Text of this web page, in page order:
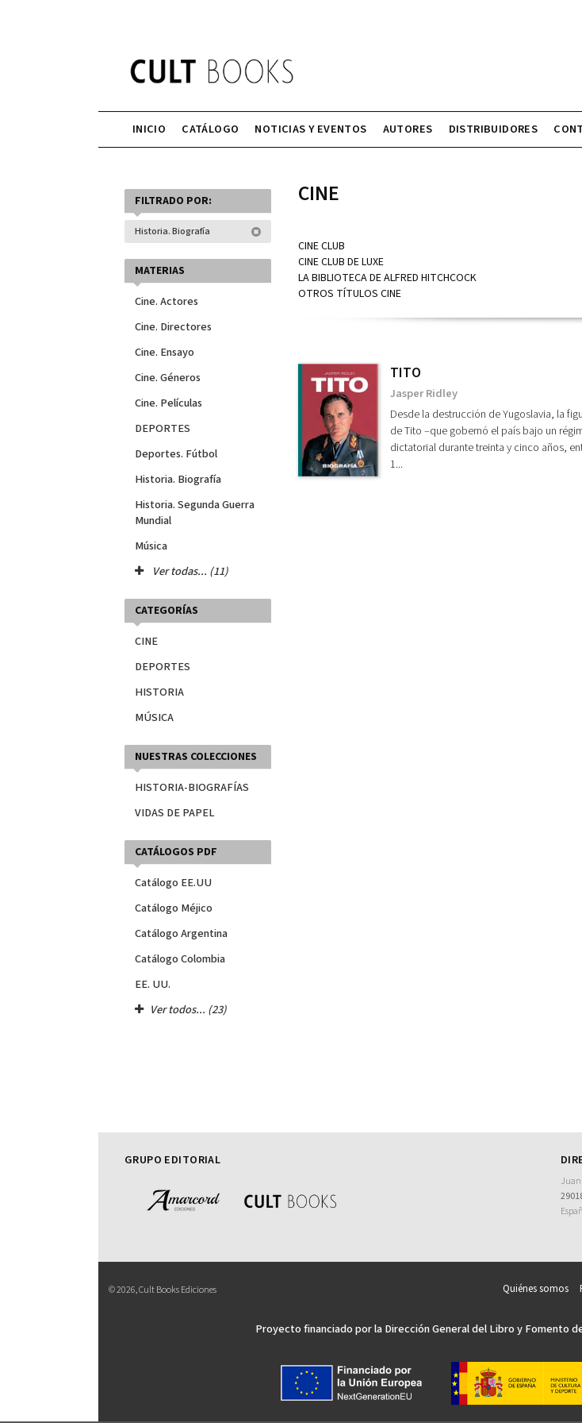
INICIO CATÁLOGO NOTICIAS Y EVENTOS AUTORES DISTRIBUIDORES
FILTRADO POR:
Historia. Biografía
MATERIAS
Cine. Actores
Cine. Directores
Cine. Ensayo
Cine. Géneros
Cine. Películas
DEPORTES
Deportes. Fútbol
Historia. Biografía
Historia. Segunda Guerra
Mundial
Música
Ver todas... (11)
CATEGORÍAS
CINE
DEPORTES
HISTORIA
MÚSICA
NUESTRAS COLECCIONES
HISTORIA-BIOGRAFÍAS
VIDAS DE PAPEL
CATÁLOGOS PDF
Catálogo EE.UU
Catálogo Méjico
Catálogo Argentina
Catálogo Colombia
EE. UU.
Ver todos... (23)
CINE
CINE CLUB
CINE CLUB DE LUXE
LA BIBLIOTECA DE ALFRED HITCHCOCK
OTROS TÍTULOS CINE
TITO
Jasper Ridley
Desde la destrucción de Yugoslavia, la
de Tito –que gobernó el país bajo un
dictatorial durante treinta y cinco años,
1...
GRUPO EDITORIAL
Juan
© 2026, Cult Books Ediciones Quiénes somos
Proyecto financiado por la Dirección General del Libro y Fomento